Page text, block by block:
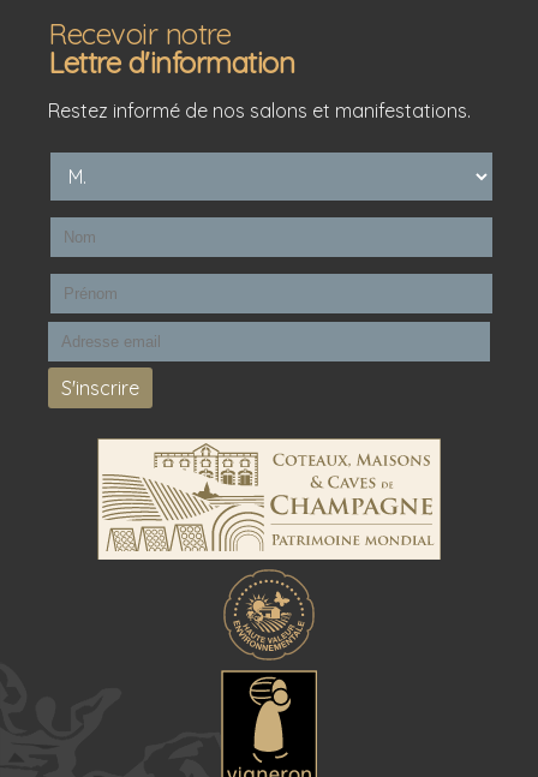
Recevoir notre
Lettre d'information
Restez informé de nos salons et manifestations.